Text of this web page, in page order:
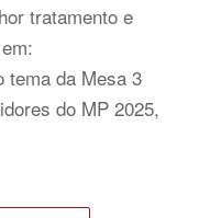
tratamento e
tema da Mesa 3
do MP 2025,